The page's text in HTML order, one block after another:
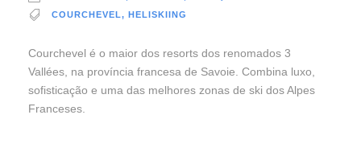
COURCHEVEL, HELISKIING
Courchevel é o maior dos resorts dos renomados 3
Vallées, na província francesa de Savoie. Combina luxo,
sofisticação e uma das melhores zonas de ski dos Alpes
Franceses.